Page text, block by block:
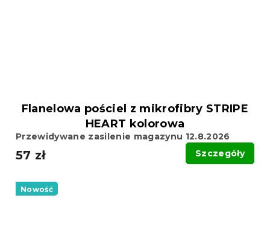
Flanelowa pościel z mikrofibry STRIPE
HEART kolorowa
Przewidywane zasilenie magazynu 12.8.2026
57 zł Szczegóły
Nowość